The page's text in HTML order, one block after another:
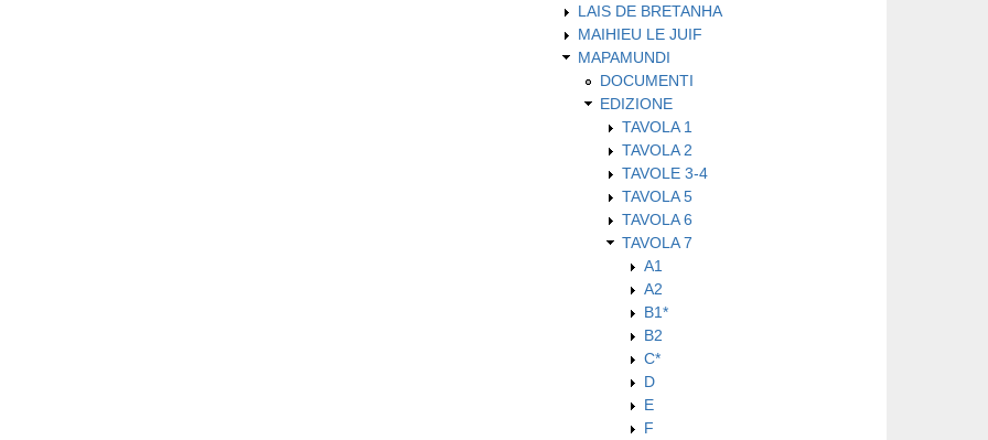
LAIS DE BRETANHA
MAIHIEU LE JUIF
MAPAMUNDI
DOCUMENTI
EDIZIONE
TAVOLA 1
TAVOLA 2
TAVOLE 3-4
TAVOLA 5
TAVOLA 6
TAVOLA 7
A1
A2
B1*
B2
C*
D
E
F